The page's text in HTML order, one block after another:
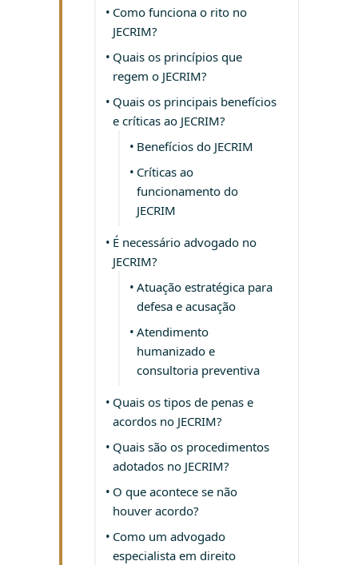
Como funciona o rito no
JECRIM?
Quais os princípios que
regem o JECRIM?
Quais os principais benefícios
e críticas ao JECRIM?
Benefícios do JECRIM
Críticas ao
funcionamento do
JECRIM
É necessário advogado no
JECRIM?
Atuação estratégica para
defesa e acusação
Atendimento
humanizado e
consultoria preventiva
Quais os tipos de penas e
acordos no JECRIM?
Quais são os procedimentos
adotados no JECRIM?
O que acontece se não
houver acordo?
Como um advogado
especialista em direito